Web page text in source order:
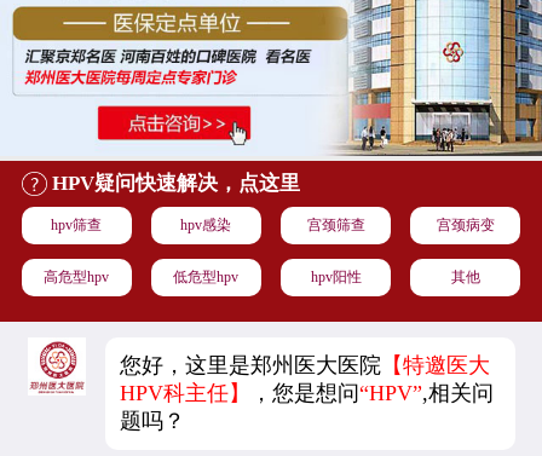
HPV疑问快速解决，点这里
hpv筛查 hpv感染 宫颈筛查 宫颈病变
高危型hpv 低危型hpv hpv阳性 其他
您好，这里是郑州医大医院 【特邀医大
HPV科主任】
，您是想问“HPV”,相关问
题吗？